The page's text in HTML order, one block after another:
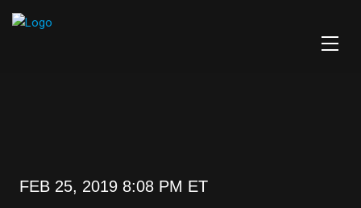
FEB 25, 2019 8:08 PM ET